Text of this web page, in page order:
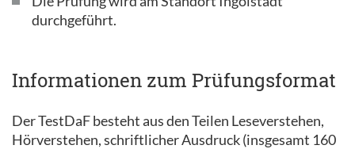
durchgeführt.
Informationen zum Prüfungsformat
Der TestDaF besteht aus den Teilen Leseverstehen,
Hörverstehen, schriftlicher Ausdruck (insgesamt 160